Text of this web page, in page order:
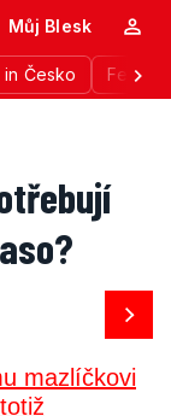
in Česko
Můj Blesk